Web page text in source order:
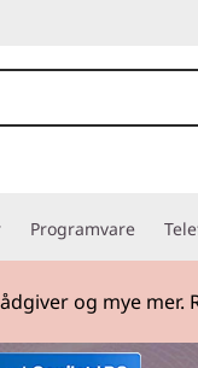
Programvare
og mye mer.
Currently displaying